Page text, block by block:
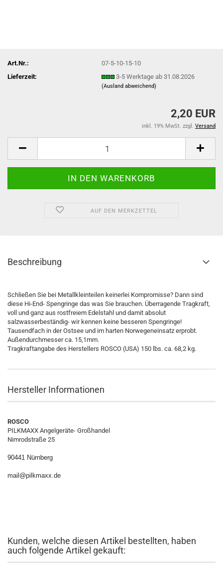
Art.Nr.:
07-5-10-15-10
Lieferzeit:
3-5 Werktage ab 31.08.2026
(Ausland abweichend)
2,20 EUR
inkl. 19% MwSt. zzgl. Versand
AUF DEN MERKZETTEL
Beschreibung
Schließen Sie bei Metallkleinteilen keinerlei Kompromisse? Dann sind
diese Hi-End- Spengringe das was Sie brauchen. Überragende Tragkraft,
voll und ganz aus rostfreiem Edelstahl und damit absolut
salzwasserbeständig- wir kennen keine besseren Spengringe!
Tausendfach in der Ostsee und im harten Norwegeneinsatz erprobt.
Außendurchmesser ca. 15,1mm.
Tragkraftangabe des Herstellers ROSCO (USA) 150 lbs. ca. 68,2 kg.
Hersteller Informationen
ROSCO
PILKMAXX Angelgeräte- Großhandel
Nimrodstraße 25
90441 Nürnberg
mail@pilkmaxx.de
Kunden, welche diesen Artikel bestellten, haben
auch folgende Artikel gekauft: